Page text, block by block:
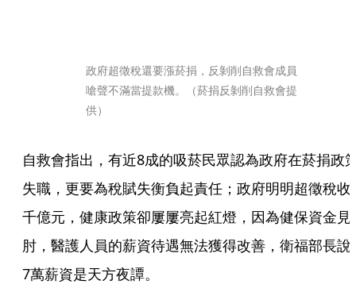
政府超徵稅還要漲菸捐，反剝削自救會成員
嗆聲不滿當提款機。（菸捐反剝削自救會提
供）
自救會指出，有近8成的吸菸民眾認為政府在菸捐政
失職，更要為稅賦失衡負起責任；政府明明超徵稅收
千億元，健康政策卻屢屢亮起紅燈，因為健保資金見
肘，醫護人員的薪資待遇無法獲得改善，衛福部長說
7萬薪資是天方夜譚。